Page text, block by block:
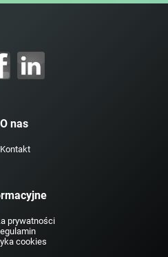
O nas
Kontakt
prywatności
cookies